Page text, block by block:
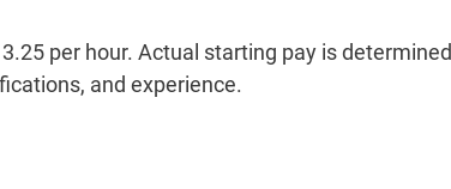
per hour. Actual starting pay is determined
and experience.